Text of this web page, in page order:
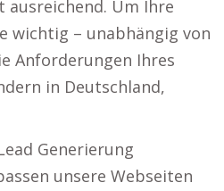
Um Ihre
wichtig – unabhängig von
Anforderungen Ihres
in Deutschland,
Generierung
unsere Webseiten